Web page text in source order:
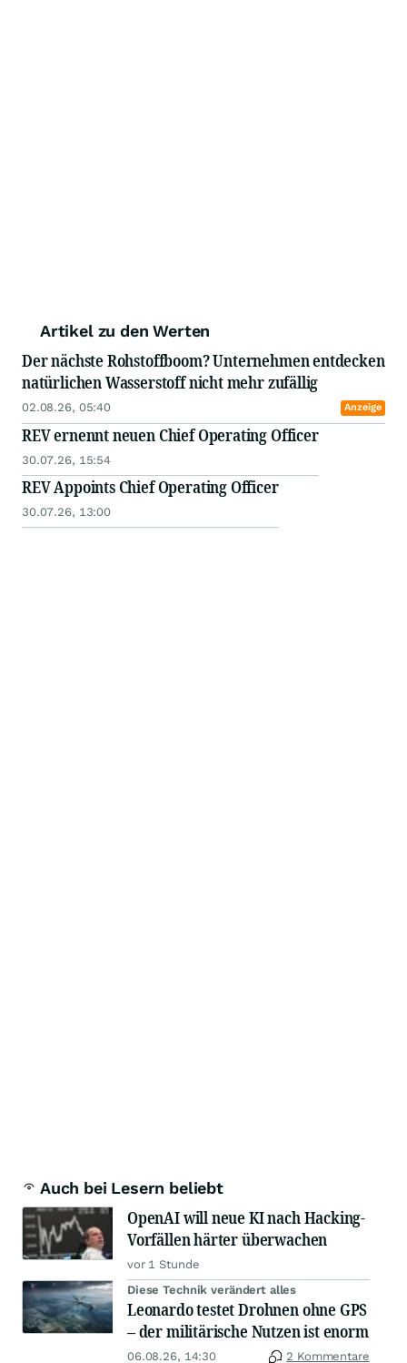
Artikel zu den Werten
Der nächste Rohstoffboom? Unternehmen entdecken
natürlichen Wasserstoff nicht mehr zufällig
02.08.26, 05:40 Anzeige
REV ernennt neuen Chief Operating Officer
30.07.26, 15:54
REV Appoints Chief Operating Officer
30.07.26, 13:00
Auch bei Lesern beliebt
OpenAI will neue KI nach Hacking-
Vorfällen härter überwachen
vor 1 Stunde
Diese Technik verändert alles
Leonardo testet Drohnen ohne GPS
– der militärische Nutzen ist enorm
06.08.26, 14:30 2 Kommentare